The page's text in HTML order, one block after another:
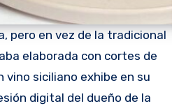
pero en vez de la tradicional
elaborada con cortes de
vino siciliano exhibe en su
digital del dueño de la